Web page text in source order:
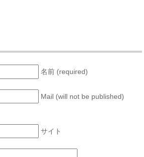
名前 (required)
Mail (will not be published)
サイト